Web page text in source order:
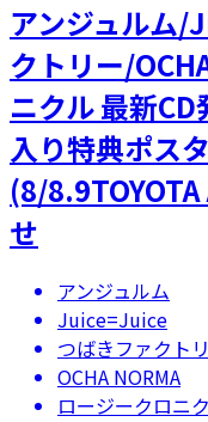
アンジュルム
クトリー/
ニクル 最新
入り特典ポス
(8/8.9TOYOTA
せ
アンジュルム
Juice=Juice
つばきファクト
OCHA NORMA
ロージークロニ